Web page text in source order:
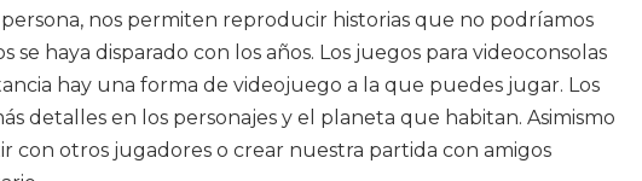
nos permiten reproducir historias que no podríamos
haya disparado con los años. Los juegos para videoconsolas
hay una forma de videojuego a la que puedes jugar. Los
detalles en los personajes y el planeta que habitan. Asimismo
con otros jugadores o crear nuestra partida con amigos